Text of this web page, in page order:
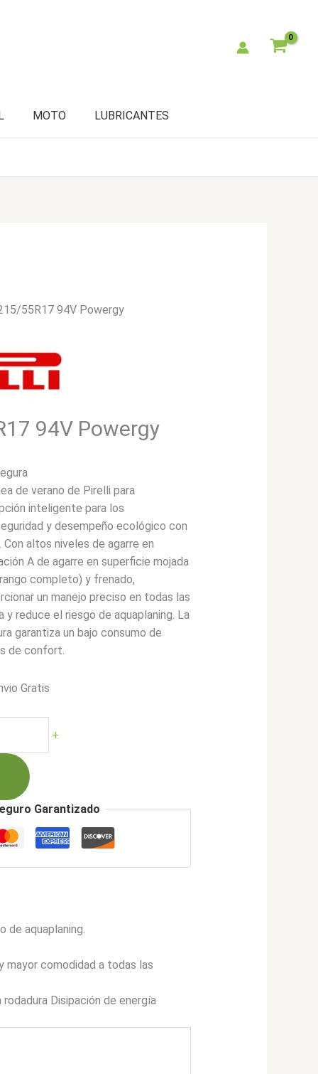
MOTO LUBRICANTES
55R17 94V Powergy
94V Powergy
de verano de Pirelli para
inteligente para los
y desempeño ecológico con
altos niveles de agarre en
A de agarre en superficie mojada
completo) y frenado,
un manejo preciso en todas las
reduce el riesgo de aquaplaning. La
garantiza un bajo consumo de
de confort.
Gratis
+
Garantizado
de aquaplaning.
mayor comodidad a todas las
Disipación de energía